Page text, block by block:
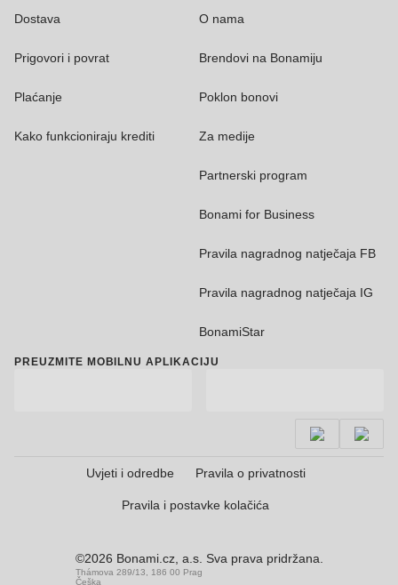
Dostava
Prigovori i povrat
Plaćanje
Kako funkcioniraju krediti
O nama
Brendovi na Bonamiju
Poklon bonovi
Za medije
Partnerski program
Bonami for Business
Pravila nagradnog natječaja FB
Pravila nagradnog natječaja IG
BonamiStar
PREUZMITE MOBILNU APLIKACIJU
Uvjeti i odredbe Pravila o privatnosti
Pravila i postavke kolačića
©2026 Bonami.cz, a.s. Sva prava pridržana.
Thámova 289/13, 186 00 Prag
Češka